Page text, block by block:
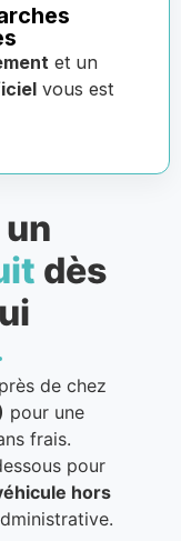
et un
vous est
dès
de chez
pour une
frais.
pour
hors